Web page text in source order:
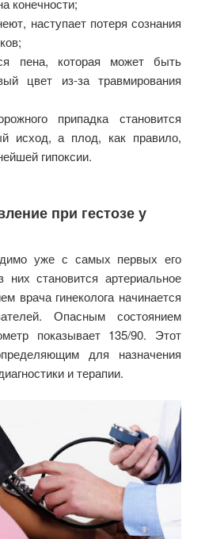
конечности;
наступает потеря сознания
пена, которая может быть
цвет из-за травмирования
припадка становится
исход, а плод, как правило,
гипоксии.
при гестозе у
уже с самых первых его
становится артериальное
врача гинеколога начинается
Опасным состоянием
показывает 135/90. Этот
для назначения
и терапии.